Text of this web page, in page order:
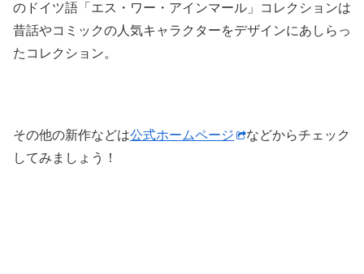
のドイツ語「エス・ワー・アインマール」コレクションは
昔話やコミックの人気キャラクターをデザインにあしらっ
たコレクション。
その他の新作などは公式ホームページ
などからチェック
してみましょう！